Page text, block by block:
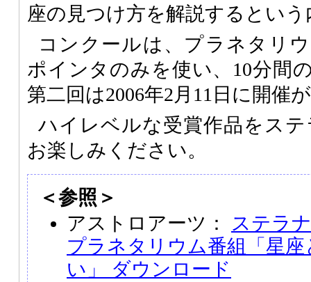
座の見つけ方を解説するとい
コンクールは、プラネタリ
ポインタのみを使い、10分間
第二回は2006年2月11日に開催
ハイレベルな受賞作品をステ
お楽しみください。
＜参照＞
アストロアーツ： ステラ
プラネタリウム番組「星
い」 ダウンロード